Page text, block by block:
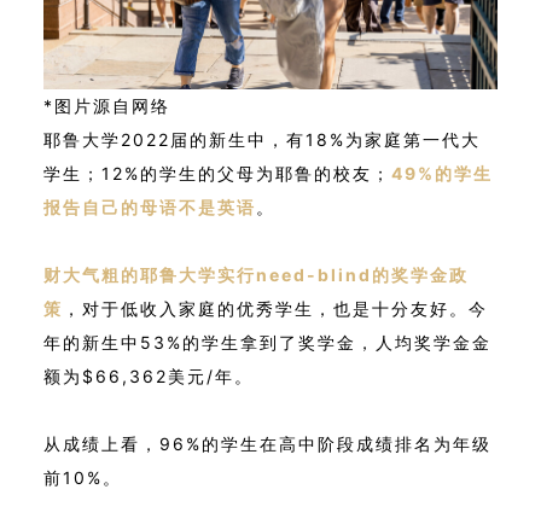
*图片源自网络
耶鲁大学2022届的新生中，有18%为家庭第一代大
学生；12%的学生的父母为耶鲁的校友； 49%的学生
报告自己的母语不是英语 。
财大气粗的耶鲁大学实行need-blind的奖学金政
策 ，对于低收入家庭的优秀学生，也是十分友好。今
年的新生中53%的学生拿到了奖学金，人均奖学金金
额为$66,362美元/年。
从成绩上看，96%的学生在高中阶段成绩排名为年级
前10%。